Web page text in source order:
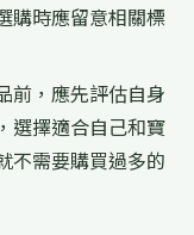
購時應留意相關標
前，應先評估自身
選擇適合自己和寶
不需要購買過多的